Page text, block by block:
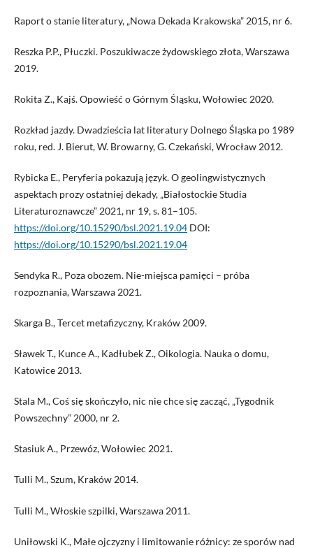
Raport o stanie literatury, „Nowa Dekada Krakowska” 2015, nr 6.
Reszka P.P., Płuczki. Poszukiwacze żydowskiego złota, Warszawa
2019.
Rokita Z., Kajś. Opowieść o Górnym Śląsku, Wołowiec 2020.
Rozkład jazdy. Dwadzieścia lat literatury Dolnego Śląska po 1989
roku, red. J. Bierut, W. Browarny, G. Czekański, Wrocław 2012.
Rybicka E., Peryferia pokazują język. O geolingwistycznych
aspektach prozy ostatniej dekady, „Białostockie Studia
Literaturoznawcze” 2021, nr 19, s. 81–105.
https://doi.org/10.15290/bsl.2021.19.04DOI:
https://doi.org/10.15290/bsl.2021.19.04
Sendyka R., Poza obozem. Nie-miejsca pamięci – próba
rozpoznania, Warszawa 2021.
Skarga B., Tercet metafizyczny, Kraków 2009.
Sławek T., Kunce A., Kadłubek Z., Oikologia. Nauka o domu,
Katowice 2013.
Stala M., Coś się skończyło, nic nie chce się zacząć, „Tygodnik
Powszechny” 2000, nr 2.
Stasiuk A., Przewóz, Wołowiec 2021.
Tulli M., Szum, Kraków 2014.
Tulli M., Włoskie szpilki, Warszawa 2011.
Uniłowski K., Małe ojczyzny i limitowanie różnicy: ze sporów nad